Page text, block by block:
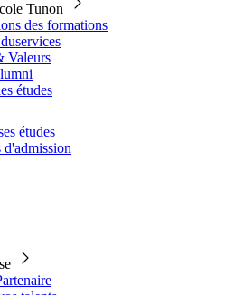
Tunon
des formations
Valeurs
études
études
d'admission